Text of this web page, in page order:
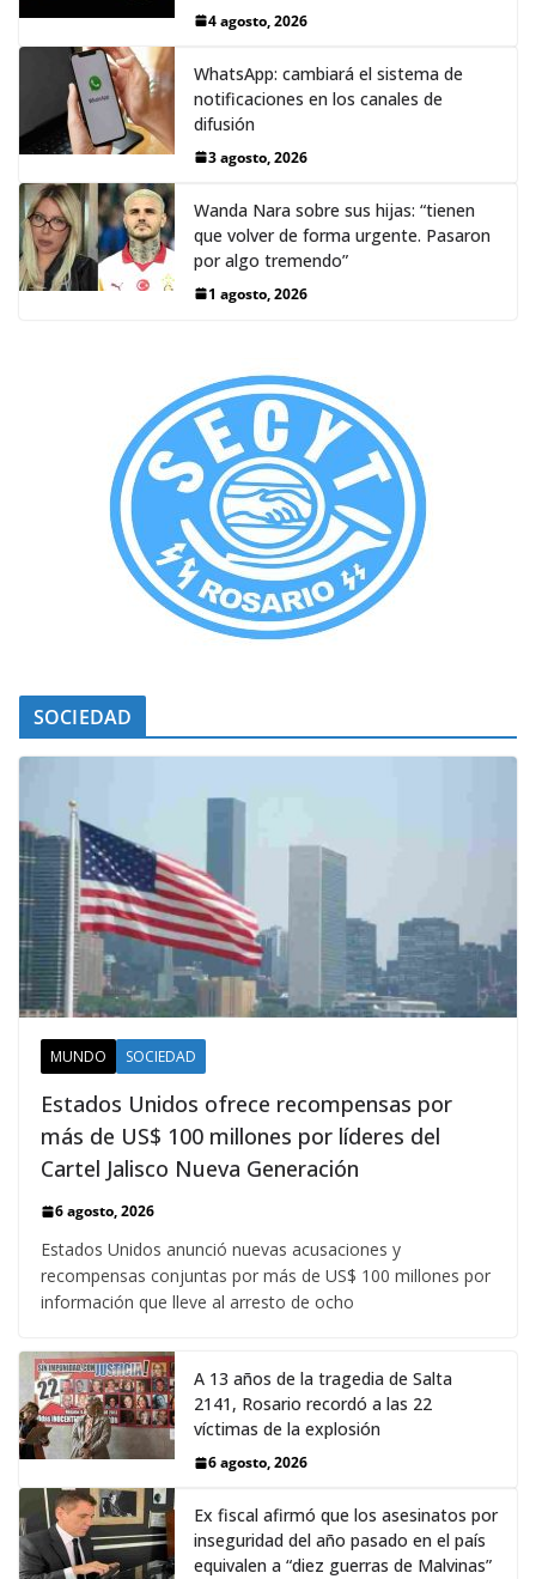
4 agosto, 2026
WhatsApp: cambiará el sistema de
notificaciones en los canales de
difusión
3 agosto, 2026
Wanda Nara sobre sus hijas: “tienen
que volver de forma urgente. Pasaron
por algo tremendo”
1 agosto, 2026
SOCIEDAD
MUNDO SOCIEDAD
Estados Unidos ofrece recompensas por
más de US$ 100 millones por líderes del
Cartel Jalisco Nueva Generación
6 agosto, 2026
Estados Unidos anunció nuevas acusaciones y
recompensas conjuntas por más de US$ 100 millones por
información que lleve al arresto de ocho
A 13 años de la tragedia de Salta
2141, Rosario recordó a las 22
víctimas de la explosión
6 agosto, 2026
Ex fiscal afirmó que los asesinatos por
inseguridad del año pasado en el país
equivalen a “diez guerras de Malvinas”